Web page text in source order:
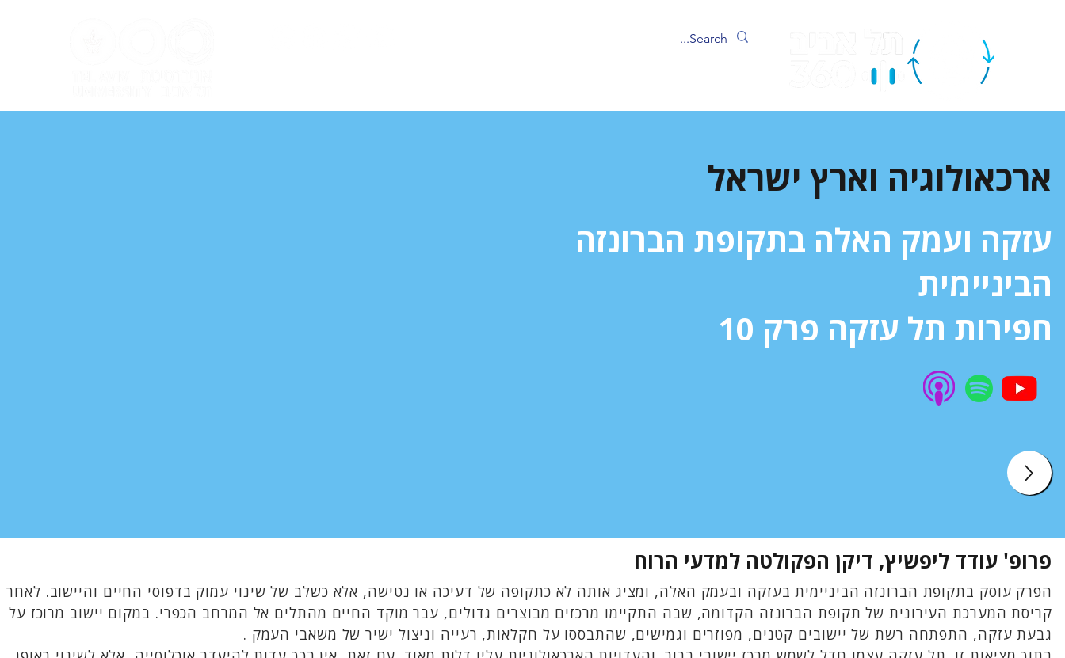
ארכאולוגיה וארץ ישראל
עזקה ועמק האלה בתקופת הברונזה
הביניימית
חפירות תל עזקה פרק 10
פרופ' עודד ליפשיץ, דיקן הפקולטה למדעי הרוח
הפרק עוסק בתקופת הברונזה הביניימית בעזקה ובעמק האלה, ומציג אותה לא כתקופה של דעיכה או נטישה, אלא כשלב של שינוי עמוק בדפוסי החיים והיישוב. לאחר
קריסת המערכת העירונית של תקופת הברונזה הקדומה, שבה התקיימו מרכזים מבוצרים גדולים, עבר מוקד החיים מהתלים אל המרחב הכפרי. במקום יישוב מרוכז על
גבעת עזקה, התפתחה רשת של יישובים קטנים, מפוזרים וגמישים, שהתבססו על חקלאות, רעייה וניצול ישיר של משאבי העמק .